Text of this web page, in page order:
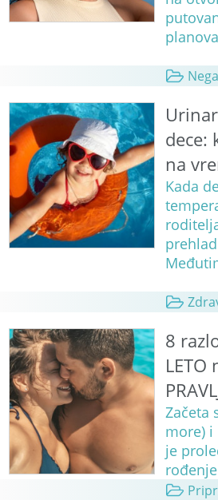
dece:
na
Kada
8
LETO
Začeta
more) i
je